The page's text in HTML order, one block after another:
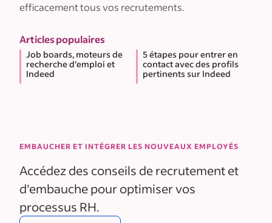
efficacement tous vos recrutements.
Articles populaires
Job boards, moteurs de
recherche d'emploi et
Indeed
5 étapes pour entrer en
contact avec des profils
pertinents sur Indeed
EMBAUCHER ET INTÉGRER LES NOUVEAUX EMPLOYÉS
Accédez des conseils de recrutement et
d'embauche pour optimiser vos
processus RH.